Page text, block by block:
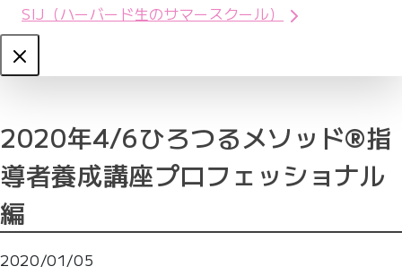
SIJ（ハーバード生のサマースクール）
Close
2020年4/6ひろつるメソッド®️指
導者養成講座プロフェッショナル
編
2020/01/05